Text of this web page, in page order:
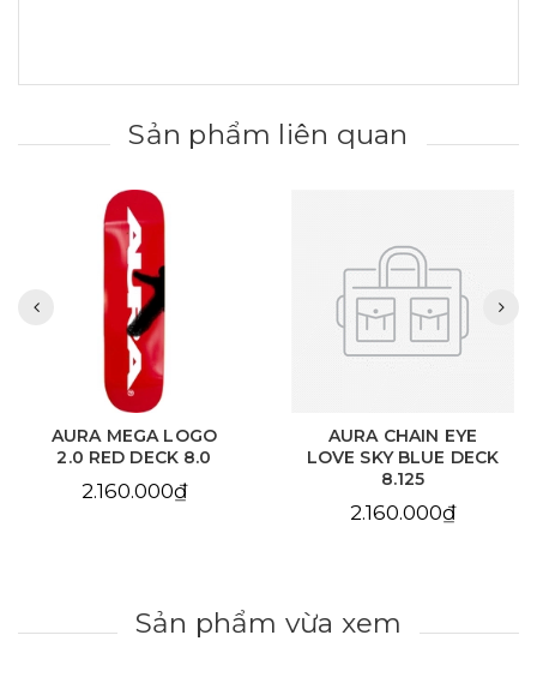
Sản phẩm liên quan
AURA MEGA LOGO
2.0 RED DECK 8.0
2.160.000₫
AURA CHAIN EYE
LOVE SKY BLUE DECK
8.125
2.160.000₫
Sản phẩm vừa xem